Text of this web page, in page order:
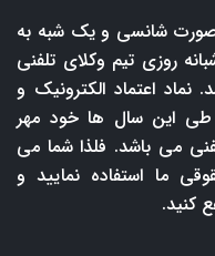
شانسی و یک شبه به
روزی تیم وکلای تلفنی
می باشد. نماد اعتماد الکترونیک و
طی این سال ها خود مهر
می باشد. فلذا شما می
ما استفاده نمایید و
کنید.